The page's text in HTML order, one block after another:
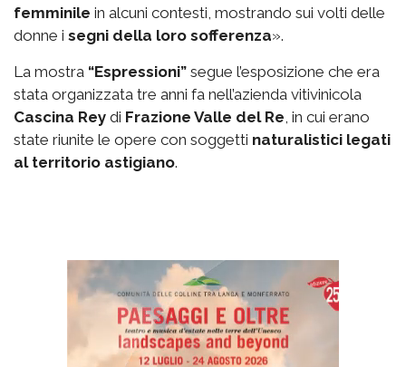
femminile in alcuni contesti, mostrando sui volti delle
donne i segni della loro sofferenza».
La mostra “Espressioni” segue l’esposizione che era
stata organizzata tre anni fa nell’azienda vitivinicola
Cascina Rey di Frazione Valle del Re , in cui erano
state riunite le opere con soggetti naturalistici legati
al territorio astigiano.